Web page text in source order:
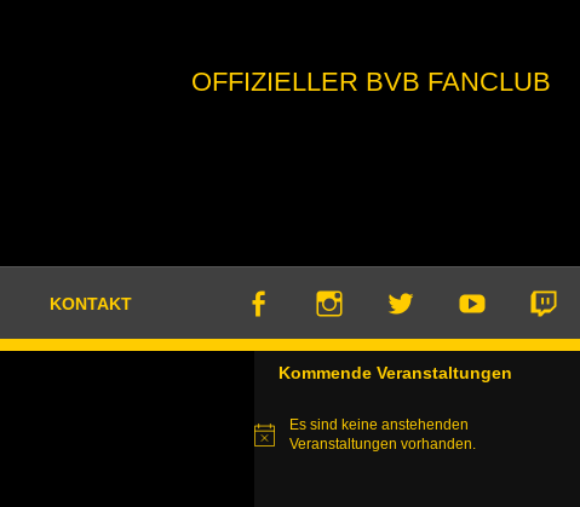
OFFIZIELLER BVB FANCLUB
KONTAKT
Kommende Veranstaltungen
Hinweis
Es sind keine anstehenden
Veranstaltungen vorhanden.